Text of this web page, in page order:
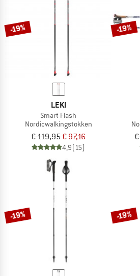
-19%
LEKI
Smart Flash
Nordicwalkingstokken
€ 119,95€ 97,16
4,9(15)
-19%
-19% -19%